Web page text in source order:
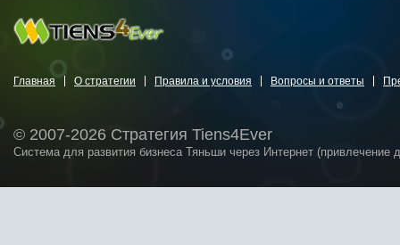
Главная О стратегии Правила и условия Вопросы и ответы
© 2007-2026 Стратегия Tiens4Ever
Система для развития бизнеса Тяньши через Интернет (привлечение